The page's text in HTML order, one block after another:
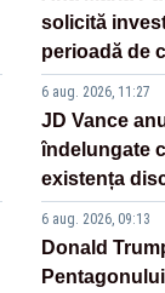
solicită
perioadă de
6 aug. 2026, 11:27
JD Vance
îndelungate
existența
6 aug. 2026, 09:13
Donald